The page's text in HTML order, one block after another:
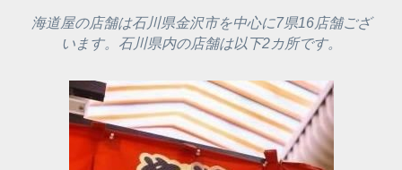
海道屋の店舗は石川県金沢市を中心に7県16店舗ござ
います。石川県内の店舗は以下2カ所です。